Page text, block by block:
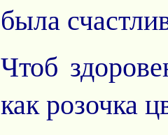
была
Чтоб
как розочка